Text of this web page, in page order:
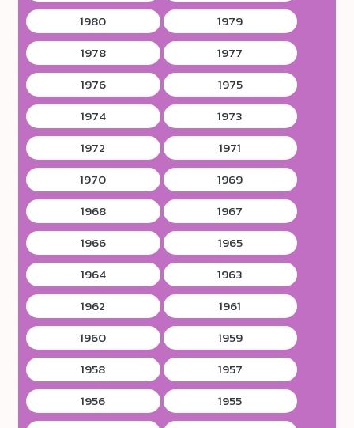
1980
1979
1978
1977
1976
1975
1974
1973
1972
1971
1970
1969
1968
1967
1966
1965
1964
1963
1962
1961
1960
1959
1958
1957
1956
1955